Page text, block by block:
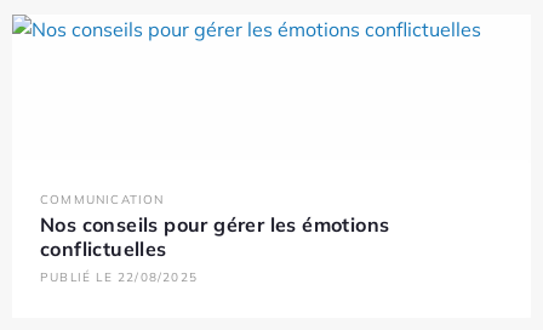
COMMUNICATION
Nos conseils pour gérer les émotions
conflictuelles
PUBLIÉ LE 22/08/2025